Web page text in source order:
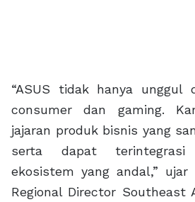
“ASUS tidak hanya unggul
consumer dan gaming.
jajaran produk bisnis yang
serta dapat
ekosistem yang andal,” ujar
Regional Director Southeast